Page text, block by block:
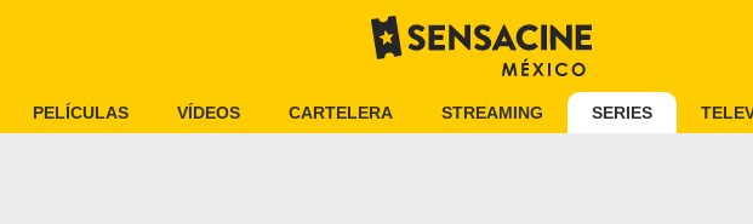
PELÍCULAS VÍDEOS CARTELERA STREAMING SERIES